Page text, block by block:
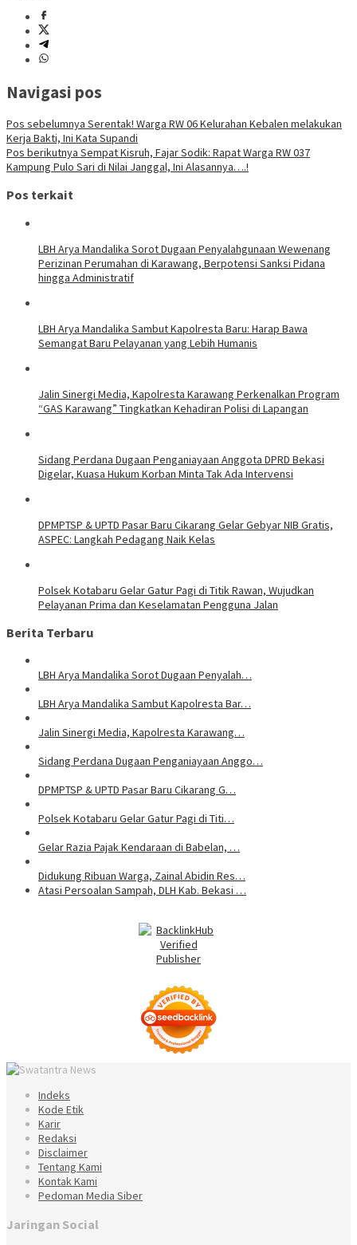
Navigasi pos
Pos sebelumnya Serentak! Warga RW 06 Kelurahan Kebalen melakukan
Kerja Bakti, Ini Kata Supandi
Pos berikutnya Sempat Kisruh, Fajar Sodik: Rapat Warga RW 037
Kampung Pulo Sari di Nilai Janggal, Ini Alasannya….!
Pos terkait
LBH Arya Mandalika Sorot Dugaan Penyalahgunaan Wewenang
Perizinan Perumahan di Karawang, Berpotensi Sanksi Pidana
hingga Administratif
LBH Arya Mandalika Sambut Kapolresta Baru: Harap Bawa
Semangat Baru Pelayanan yang Lebih Humanis
Jalin Sinergi Media, Kapolresta Karawang Perkenalkan Program
“GAS Karawang” Tingkatkan Kehadiran Polisi di Lapangan
Sidang Perdana Dugaan Penganiayaan Anggota DPRD Bekasi
Digelar, Kuasa Hukum Korban Minta Tak Ada Intervensi
DPMPTSP & UPTD Pasar Baru Cikarang Gelar Gebyar NIB Gratis,
ASPEC: Langkah Pedagang Naik Kelas
Polsek Kotabaru Gelar Gatur Pagi di Titik Rawan, Wujudkan
Pelayanan Prima dan Keselamatan Pengguna Jalan
Berita Terbaru
LBH Arya Mandalika Sorot Dugaan Penyalah…
LBH Arya Mandalika Sambut Kapolresta Bar…
Jalin Sinergi Media, Kapolresta Karawang…
Sidang Perdana Dugaan Penganiayaan Anggo…
DPMPTSP & UPTD Pasar Baru Cikarang G…
Polsek Kotabaru Gelar Gatur Pagi di Titi…
Gelar Razia Pajak Kendaraan di Babelan, …
Didukung Ribuan Warga, Zainal Abidin Res…
Atasi Persoalan Sampah, DLH Kab. Bekasi …
Indeks
Kode Etik
Karir
Redaksi
Disclaimer
Tentang Kami
Kontak Kami
Pedoman Media Siber
Jaringan Social